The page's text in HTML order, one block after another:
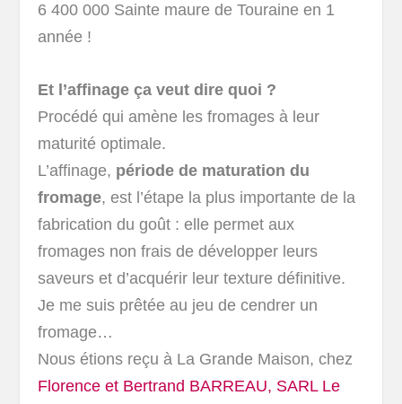
6 400 000 Sainte maure de Touraine en 1
année !
Et l’affinage ça veut dire quoi ?
Procédé qui amène les fromages à leur
maturité optimale.
L’affinage, période de maturation du
fromage, est l’étape la plus importante de la
fabrication du goût : elle permet aux
fromages non frais de développer leurs
saveurs et d’acquérir leur texture définitive.
Je me suis prêtée au jeu de cendrer un
fromage…
Nous étions reçu à La Grande Maison, chez
Florence et Bertrand BARREAU, SARL Le